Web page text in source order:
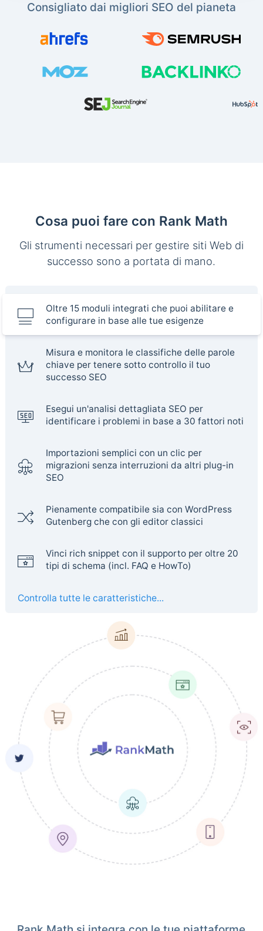
Consigliato dai migliori SEO del pianeta
Cosa puoi fare con Rank Math
Gli strumenti necessari per gestire siti Web di
successo sono a portata di mano.
Oltre 15 moduli integrati che puoi abilitare e
configurare in base alle tue esigenze
Misura e monitora le classifiche delle parole
chiave per tenere sotto controllo il tuo
successo SEO
Esegui un'analisi dettagliata SEO per
identificare i problemi in base a 30 fattori noti
Importazioni semplici con un clic per
migrazioni senza interruzioni da altri plug-in
SEO
Pienamente compatibile sia con WordPress
Gutenberg che con gli editor classici
Vinci rich snippet con il supporto per oltre 20
tipi di schema (incl. FAQ e HowTo)
Controlla tutte le caratteristiche...